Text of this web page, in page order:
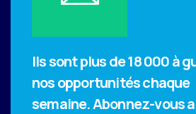
Ils sont plus de 18 000 à
nos opportunités chaque
semaine.Abonnez-vous